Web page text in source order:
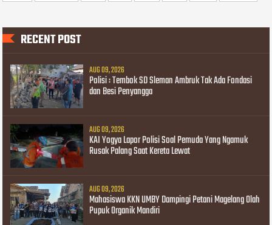
RECENT POST
AUG 09, 2026
Polisi : Tembok SD Sleman Ambruk Tak Ada Fondasi
dan Besi Penyangga
AUG 09, 2026
KAI Yogya Lapor Polisi Soal Pemuda Yang Ngamuk
Rusak Palang Saat Kereta Lewat
AUG 09, 2026
Mahasiswa KKN UMBY Dampingi Petani Magelang Olah
Pupuk Organik Mandiri